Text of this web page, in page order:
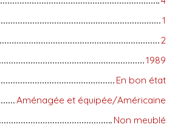
1
2
1989
En bon état
Aménagée et équipée/Américaine
Non meublé